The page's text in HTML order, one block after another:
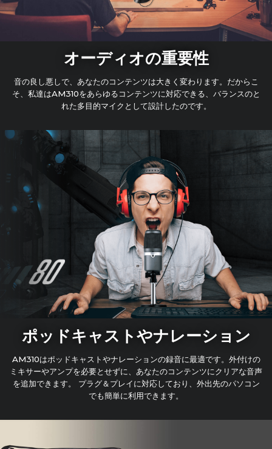
オーディオの重要性
音の良し悪しで、あなたのコンテンツは大きく変わります。だからこ
そ、私達はAM310をあらゆるコンテンツに対応できる、バランスのと
れた多目的マイクとして設計したのです。
ポッドキャストやナレーション
AM310はポッドキャストやナレーションの録音に最適です。外付けの
ミキサーやアンプを必要とせずに、あなたのコンテンツにクリアな音声
を追加できます。 プラグ＆プレイに対応しており、外出先のパソコン
でも簡単に利用できます。